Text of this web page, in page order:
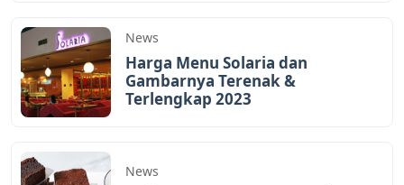
News
Harga Menu Solaria dan
Gambarnya Terenak &
Terlengkap 2023
News